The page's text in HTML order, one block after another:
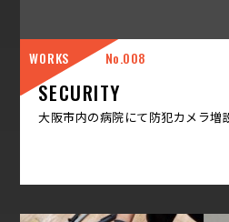
WORKS 008
SECURITY
大阪市内の病院にて防犯カメラ増